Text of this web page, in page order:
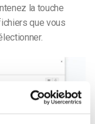
la touche
que vous